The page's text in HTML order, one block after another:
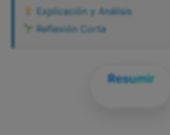
Explicación y Análisis
Reflexión Corta
Resumir